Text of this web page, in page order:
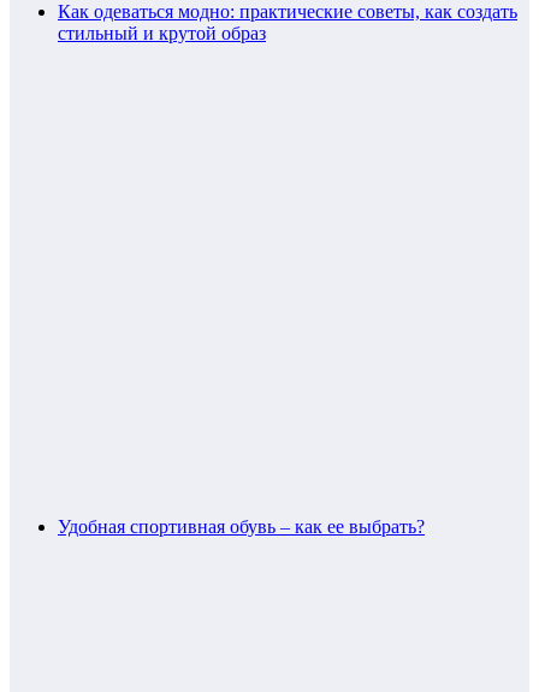
Как одеваться модно: практические советы, как создать
стильный и крутой образ
Удобная спортивная обувь – как ее выбрать?